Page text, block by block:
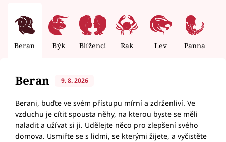
Beran Býk Blíženci Rak Lev Panna
Beran 9. 8. 2026
Berani, buďte ve svém přístupu mírní a zdrženliví. Ve
vzduchu je cítit spousta něhy, na kterou byste se měli
naladit a užívat si ji. Udělejte něco pro zlepšení svého
domova. Usmiřte se s lidmi, se kterými žijete, a vyčistěte